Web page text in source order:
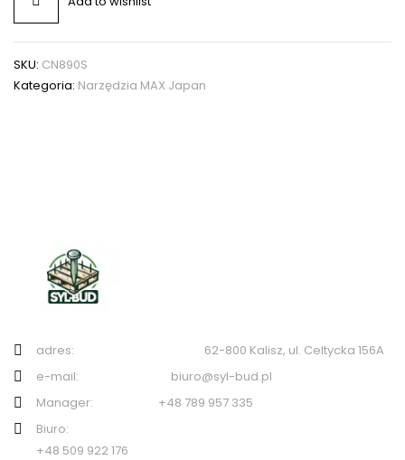
SKU: CN890S
Kategoria: Narzędzia MAX Japan
adres: 62-800 Kalisz, ul. Celtycka 156A
e-mail: biuro@syl-bud.pl
Manager: +48 789 957 335
Biuro:
+48 509 922 176